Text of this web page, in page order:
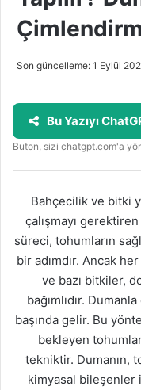
Son güncelleme: 1 Eylül
Bu Yazıyı
Buton, sizi chatgpt.com'a
Bahçecilik ve bitki
çalışmayı
süreci, tohumların
bir adımdır. Ancak
ve bazı bitkiler,
bağımlıdır.
başında gelir. Bu
bekleyen
tekniktir. Dumanın,
kimyasal bileşenler